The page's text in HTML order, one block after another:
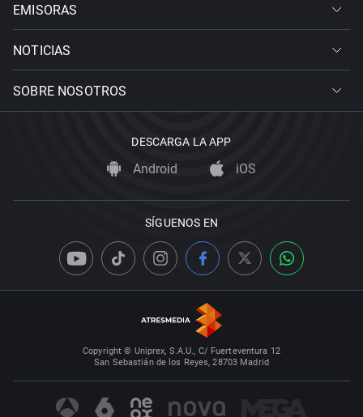
EMISORAS
NOTICIAS
SOBRE NOSOTROS
DESCARGA LA APP
Android iOS
SÍGUENOS EN
Copyright © Uniprex, S.A.U., C/ Fuerteventura 12
San Sebastián de los Reyes, 28703 Madrid